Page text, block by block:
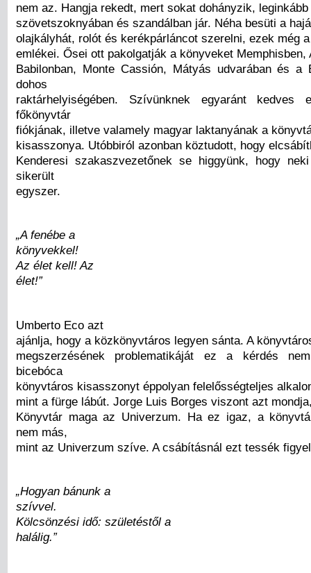
nem az. Hangja rekedt, mert sokat dohányzik,
szövetszoknyában és szandálban jár. Néha besüti a
olajkályhát, rolót és kerékpárláncot szerelni, ezek még
emlékei. Ősei ott pakolgatják a könyveket Memphisben,
Babilonban, Monte Cassión, Mátyás udvarában és a
dohos
raktárhelyiségében. Szívünknek egyaránt kedves
főkönyvtár
fiókjának, illetve valamely magyar laktanyának a
kisasszonya. Utóbbiról azonban köztudott, hogy
Kenderesi szakaszvezetőnek se higgyünk, hogy
sikerült
egyszer.
„A fenébe a
könyvekkel!
Az élet kell! Az
élet!”
Umberto Eco azt
ajánlja, hogy a közkönyvtáros legyen sánta. A
megszerzésének problematikáját ez a kérdés
bicebóca
könyvtáros kisasszonyt éppolyan felelősségteljes
mint a fürge lábút. Jorge Luis Borges viszont azt
Könyvtár maga az Univerzum. Ha ez igaz, a
nem más,
mint az Univerzum szíve. A csábításnál ezt tessék
„Hogyan bánunk a
szívvel.
Kölcsönzési idő: születéstől a
halálig.”